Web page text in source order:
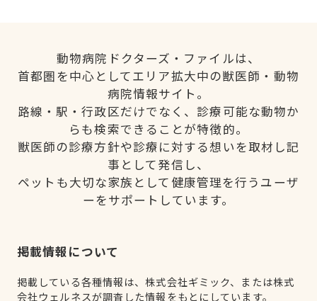
動物病院ドクターズ・ファイルは、
首都圏を中心としてエリア拡大中の獣医師・動物
病院情報サイト。
路線・駅・行政区だけでなく、診療可能な動物か
らも検索できることが特徴的。
獣医師の診療方針や診療に対する想いを取材し記
事として発信し、
ペットも大切な家族として健康管理を行うユーザ
ーをサポートしています。
掲載情報について
掲載している各種情報は、株式会社ギミック、または株式
会社ウェルネスが調査した情報をもとにしています。